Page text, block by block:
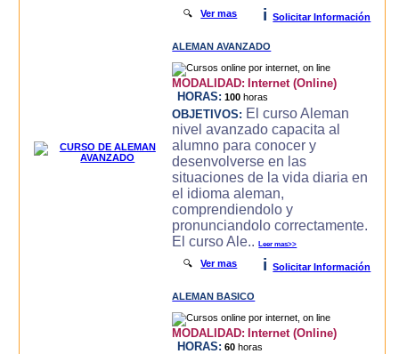
🔍Ver mas i Solicitar Información
ALEMAN AVANZADO
MODALIDAD: Internet (Online)
HORAS: 100 horas
OBJETIVOS: El curso Aleman
nivel avanzado capacita al
alumno para conocer y
desenvolverse en las
situaciones de la vida diaria en
el idioma aleman,
comprendiendolo y
pronunciandolo correctamente.
El curso Ale..Leer mas>>
🔍Ver mas i Solicitar Información
ALEMAN BASICO
MODALIDAD: Internet (Online)
HORAS: 60 horas